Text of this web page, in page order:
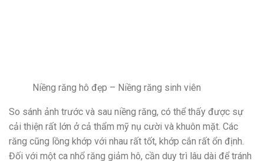
Niềng răng hô đẹp – Niềng răng sinh viên
So sánh ảnh trước và sau niềng răng, có thể thấy được sự
cải thiện rất lớn ở cả thẩm mỹ nụ cười và khuôn mặt. Các
răng cũng lồng khớp với nhau rất tốt, khớp cắn rất ổn định.
Đối với một ca nhổ răng giảm hô, cần duy trì lâu dài để tránh